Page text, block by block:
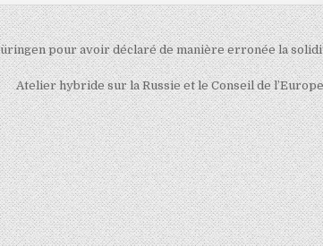
pour avoir déclaré de manière erronée la
Atelier hybride sur la Russie et le Conseil de